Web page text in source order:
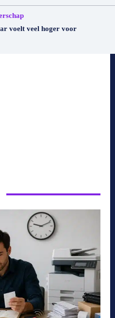
voelt veel hoger voor